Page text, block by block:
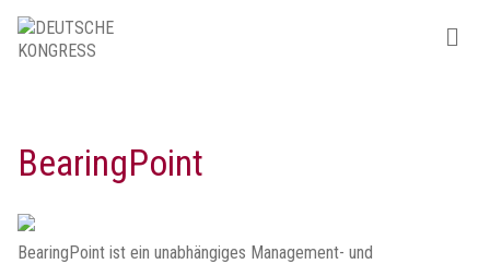
BearingPoint
BearingPoint ist ein unabhängiges Management- und